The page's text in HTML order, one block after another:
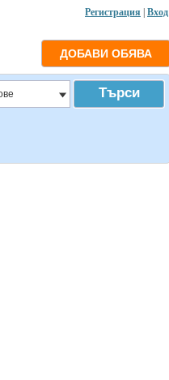
Регистрация Вход